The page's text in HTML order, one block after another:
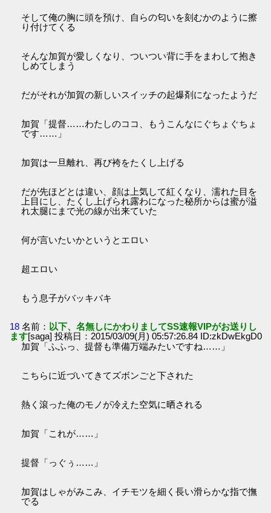
そして俺の胸に頭を預け、自らの匂いを刻むかのように擦
り付けてくる
そんな加賀が愛しくなり、ついつい背に手をまわして抱き
しめてしまう
だがそれが加賀の新しいスイッチの起爆剤になったようだ
加賀「提督……わたしのココ、もうこんなにぐちょぐちょ
です……」
加賀は一旦離れ、再び袴をたくし上げる
だが先ほどとは違い、顔は上気して紅くなり、濡れた目を
上目にし、たくし上げられ露わになった秘所からは蜜が溢
れ太腿にまで光の線が出来ていた
何が言いたいかというとエロい
超エロい
もう息子がバッキバキ
18 名前： 以下、名無しにかわりましてSS速報VIPがお送りし
ます[saga] 投稿日：2015/03/09(月) 05:57:26.84 ID:zkDwEkgD0
加賀「ふふっ、提督も準備万端みたいですね……」
こちらに近づいてきてズボンごと下された
熱く滾った俺のモノが冷えた空気に晒される
加賀「これが……」
提督「っぐぅ……」
加賀はしゃがみこみ、イチモツを細く長い滑らかな指で撫
でる